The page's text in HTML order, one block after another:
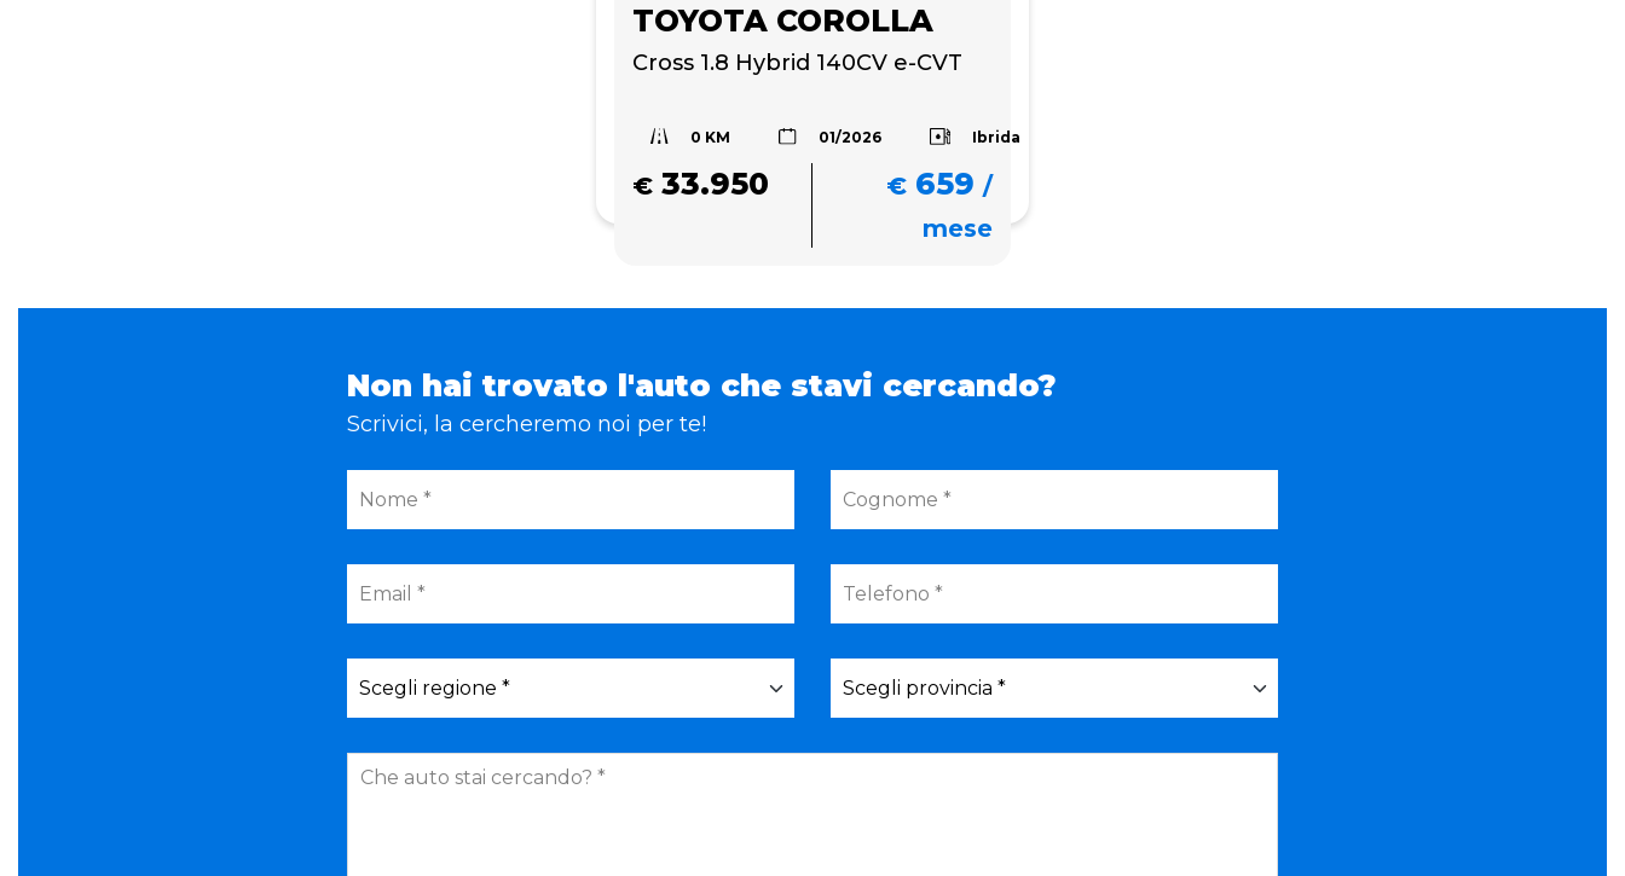
TOYOTA COROLLA
Cross 1.8 Hybrid 140CV e-CVT
0 KM 01/2026 Ibrida
€ 33.950 € 659 /
mese
Non hai trovato l'auto che stavi cercando?
Scrivici, la cercheremo noi per te!